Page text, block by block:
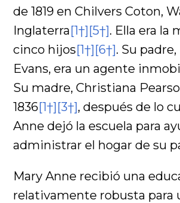
de 1819 en Chilvers Coton,
Inglaterra[1†][5†]. Ella era la
cinco hijos[1†][6†]. Su
Evans, era un agente
Su madre, Christiana
1836[1†][3†], después de lo
Anne dejó la escuela para
administrar el hogar de su
Mary Anne recibió una
relativamente robusta para